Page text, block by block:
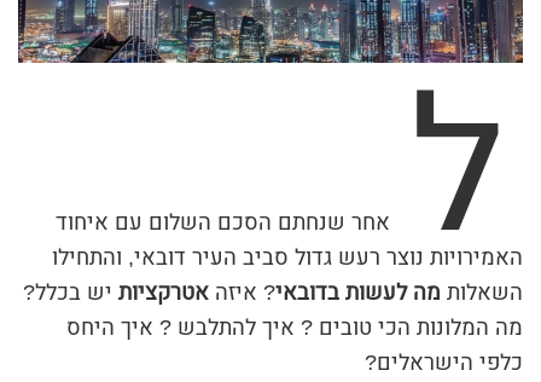
ח
י
ל
אחר שנחתם הסכם השלום עם איחוד
האמירויות נוצר רעש גדול סביב העיר דובאי, והתחילו
השאלות מה לעשות בדובאי? איזה אטרקציות יש בכלל?
מה המלונות הכי טובים ? איך להתלבש ? איך היחס
כלפי הישראלים?